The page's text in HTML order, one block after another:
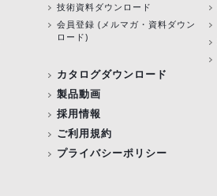
技術資料ダウンロード
会員登録 (メルマガ・資料ダウン
ロード)
カタログダウンロード
製品動画
採用情報
ご利用規約
プライバシーポリシー